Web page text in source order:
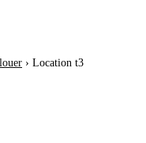
› Location t3